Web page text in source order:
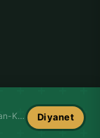
Eckernforde Ramadan-Kalender Diyanet